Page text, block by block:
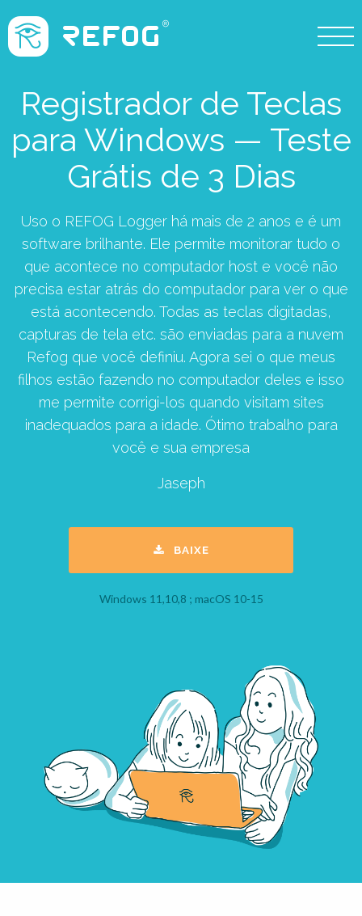
Registrador de Teclas
para Windows — Teste
Grátis de 3 Dias
Uso o REFOG Logger há mais de 2 anos e é um
software brilhante. Ele permite monitorar tudo o
que acontece no computador host e você não
precisa estar atrás do computador para ver o que
está acontecendo. Todas as teclas digitadas,
capturas de tela etc. são enviadas para a nuvem
Refog que você definiu. Agora sei o que meus
filhos estão fazendo no computador deles e isso
me permite corrigi-los quando visitam sites
inadequados para a idade. Ótimo trabalho para
você e sua empresa
Jaseph
BAIXE
Windows 11,10,8 ; macOS 10-15